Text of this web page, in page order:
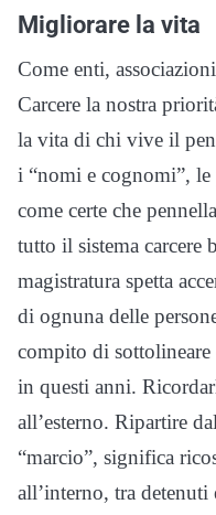
Migliorare la vita
Come enti,
Carcere la nostra
la vita di chi vive il
i “nomi e cognomi”, le
come certe che
tutto il sistema carcere
magistratura spetta
di ognuna delle
compito di
in questi anni.
all’esterno. Ripartire
“marcio”, significa
all’interno, tra